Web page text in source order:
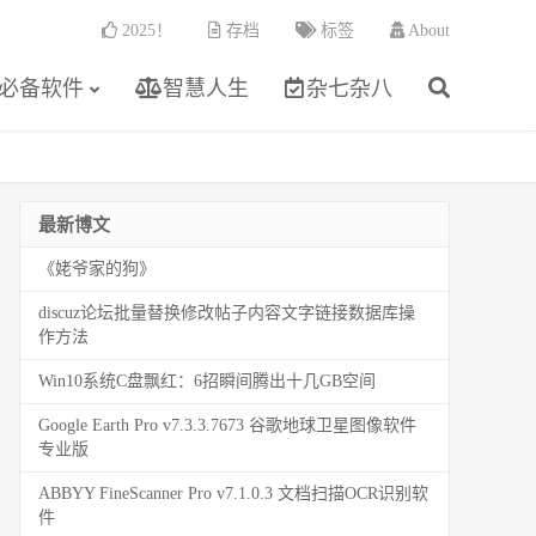
备软件 智慧人生 杂七杂八
2025！ 存档 标签 About
最新博文
《姥爷家的狗》
discuz论坛批量替换修改帖子内容文字链接数据库操
作方法
Win10系统C盘飘红：6招瞬间腾出十几GB空间
Google Earth Pro v7.3.3.7673 谷歌地球卫星图像软件
专业版
ABBYY FineScanner Pro v7.1.0.3 文档扫描OCR识别软
件